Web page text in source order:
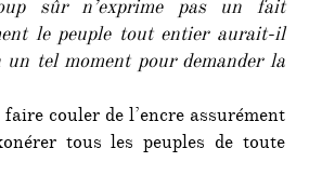
sûr n’exprime pas un fait
le peuple tout entier aurait-il
tel moment pour demander la
couler de l’encre assurément
tous les peuples de toute